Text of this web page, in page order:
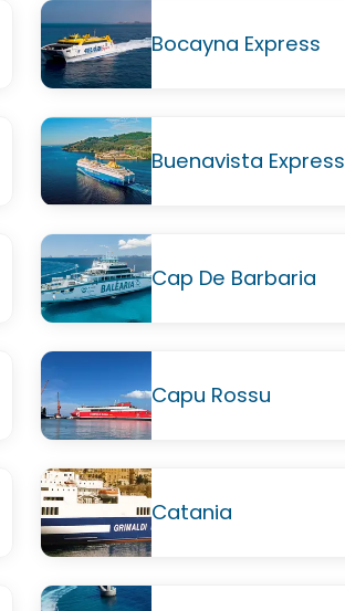
Bocayna Express
Buenavista Express
Cap De Barbaria
Capu Rossu
Catania